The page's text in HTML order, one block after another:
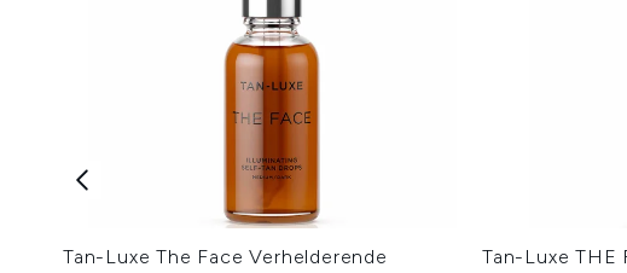
Tan-Luxe The Face Verhelderende
Tan-Luxe THE